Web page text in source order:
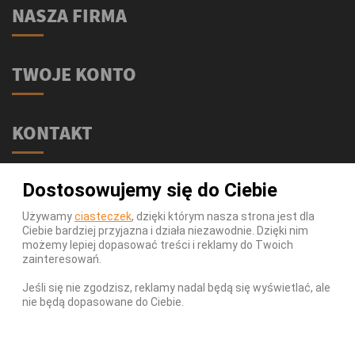
Dostosowujemy się do Ciebie
Używamyciasteczek, dzięki którym nasza strona jest dla
Ciebie bardziej przyjazna i działa niezawodnie. Dzięki nim
możemy lepiej dopasować treści i reklamy do Twoich
zainteresowań.
Jeśli się nie zgodzisz, reklamy nadal będą się wyświetlać, ale
nie będą dopasowane do Ciebie.
NASZA FIRMA
TWOJE KONTO
KONTAKT
ul. Stołeczna 2/lok 102
15-879 Białystok
Telefon:
539 111 590
Infolinia:Pn-Pt 9-17
E-mail:
info@swiatsupli.pl